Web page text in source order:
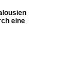
eine